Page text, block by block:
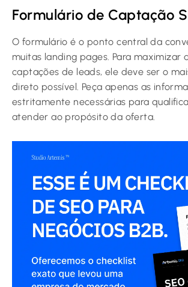
Formulário de Captação
O formulário é o ponto central da
muitas landing pages. Para maximizar
captações de leads, ele deve ser o
direto possível. Peça apenas as
estritamente necessárias para
atender ao propósito da oferta.